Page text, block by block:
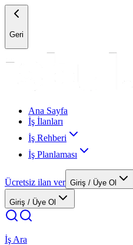
Geri
Ana Sayfa
İş İlanları
İş Rehberi
İş Planlaması
Ücretsiz ilan ver Giriş / Üye Ol
Giriş / Üye Ol
İş Ara